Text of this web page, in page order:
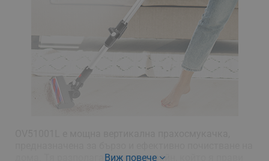
дома. Тя разполага с ръчен дизайн, който я прави
Виж повече